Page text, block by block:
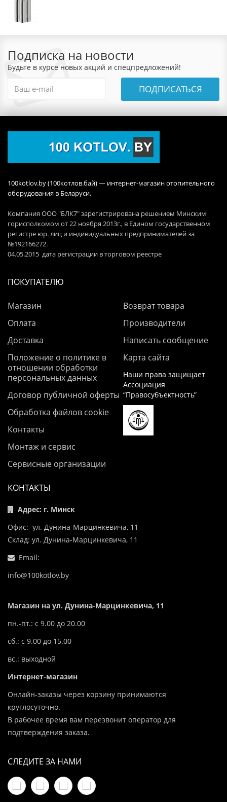
Подписка на новости
Будьте в курсе новых акций и спецпредложений!
ПОДПИСАТЬСЯ
100kotlov.by (100котлов.бай) — интернет-магазин отопительного
оборудования в Беларуси.
Компания ООО "БЛК7" зарегистрирована решением Минским
горисполкомом от 22 ноября 2013г., в Едином государственном
регистре юр. лиц и индивидуальных предпринимателей за
№192166272.
04.05.2015 дата регистрации в торговом реестре
ПОКУПАТЕЛЮ
Магазин
Оплата
Доставка
Положение о политике в
отношении обработки
персональных данных
Договор публичной оферты
Обработка файлов cookie
Контакты
Монтаж и сервис
Сервисные организации
Возврат товара
Производители
Написать сообщение
Карта сайта
Наши права защищает
Ассоциация
“Правосубъектность”
КОНТАКТЫ
Адрес: г. Минск
Офис: ул. Дунина-Марцинкевича, 11
Склад: ул. Дунина-Марцинкевича, 11
Email:
info@100kotlov.by
Магазин на ул. Дунина-Марцинкевича, 11
пн.-пт.: с 9.00 до 20.00
сб.: с 9.00 до 15.00
вс.: выходной
Интернет-магазин
Онлайн-заказы через корзину принимаются
круглосуточно.
В рабочее время вам перезвонит оператор для
подтверждения заказа.
СЛЕДИТЕ ЗА НАМИ